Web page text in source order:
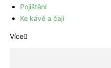
Pojištění
Ke kávě a čaji
Více